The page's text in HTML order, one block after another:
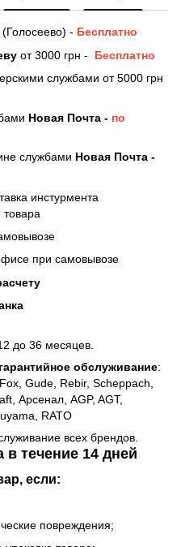
- Бесплатно
от 3000 грн -
Бесплатно
службами от 5000 грн
Новая Почта - по
службами Новая Почта -
при самовывозе
до 36 месяцев.
обслуживание:
Gude, Rebir, Scheppach,
Арсенал, AGP, AGT,
RATO
всех брендов.
течение 14 дней
если:
повреждения;